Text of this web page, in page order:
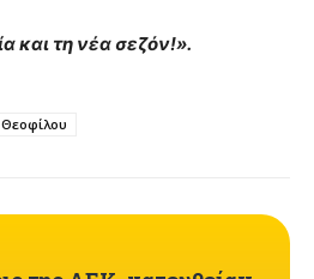
και τη νέα σεζόν!».